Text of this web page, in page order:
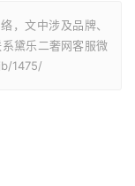
，文中涉及品牌、
黛乐二奢网客服微
1475/